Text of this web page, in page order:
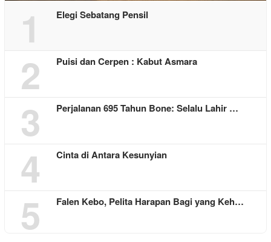
1 Elegi Sebatang Pensil
2 Puisi dan Cerpen : Kabut Asmara
3 Perjalanan 695 Tahun Bone: Selalu Lahir …
4 Cinta di Antara Kesunyian
5 Falen Kebo, Pelita Harapan Bagi yang Keh…